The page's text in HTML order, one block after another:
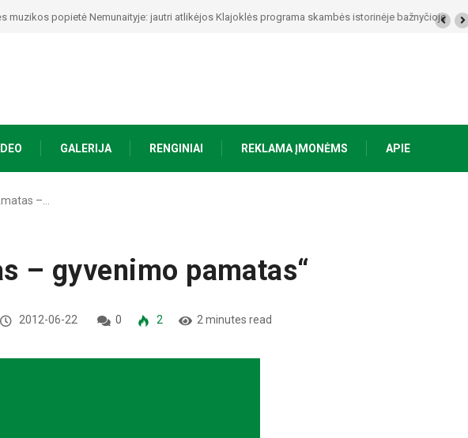
jautri atlikėjos Klajoklės programa skambės istorinėje bažnyčioje
GALERIJA RENGINIAI REKLAMA ĮMONĖMS APIE
–…
– gyvenimo pamatas“
2012-06-22 0 2 2 minutes read